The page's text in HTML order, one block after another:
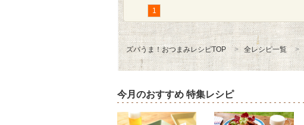
1
ズバうま！おつまみレシピTOP 全レシピ一覧
今月のおすすめ 特集レシピ